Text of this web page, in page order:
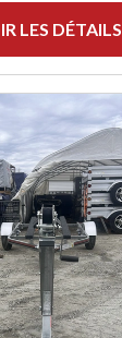
LES DÉTAILS